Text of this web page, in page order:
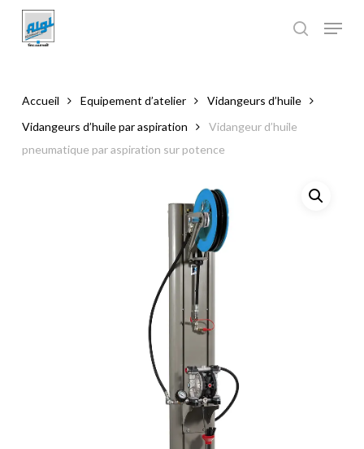
main
Accueil Equipement d’atelier
Vidangeurs d’huile
Vidangeurs d’huile par aspiration
Vidangeur d’huile
pneumatique par aspiration sur potence